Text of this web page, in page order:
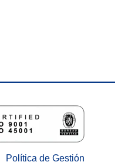
Política de Gestión